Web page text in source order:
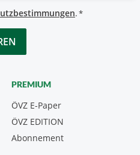
.*
PREMIUM
ÖVZ E-Paper
Abonnement
ÖVZ EDITION